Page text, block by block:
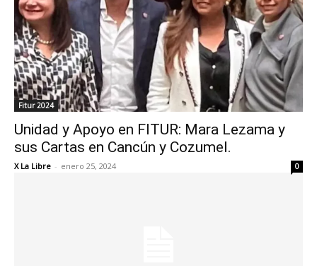
Fitur 2024
Unidad y Apoyo en FITUR: Mara Lezama y
sus Cartas en Cancún y Cozumel.
X La Libre - enero 25, 2024 0